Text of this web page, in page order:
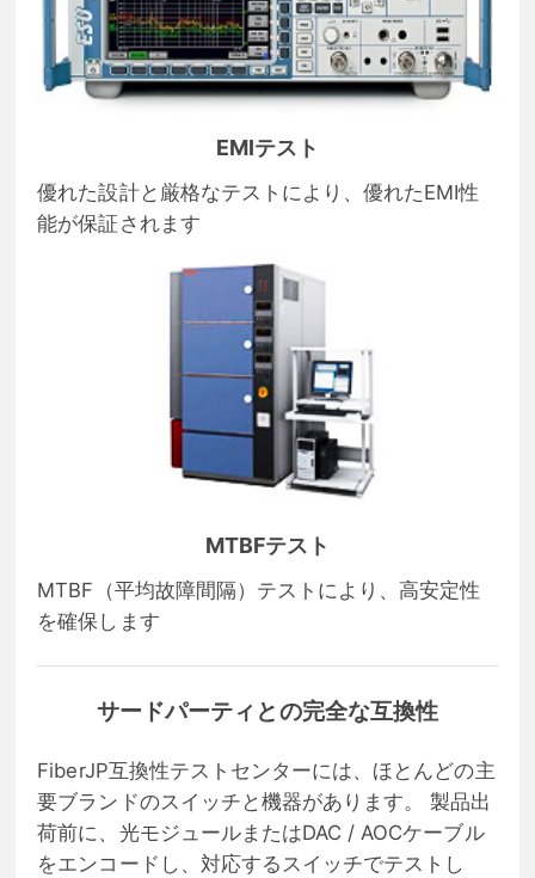
EMIテスト
優れた設計と厳格なテストにより、優れたEMI性
能が保証されます
MTBFテスト
MTBF（平均故障間隔）テストにより、高安定性
を確保します
サードパーティとの完全な互換性
FiberJP互換性テストセンターには、ほとんどの主
要ブランドのスイッチと機器があります。 製品出
荷前に、光モジュールまたはDAC / AOCケーブル
をエンコードし、対応するスイッチでテストし